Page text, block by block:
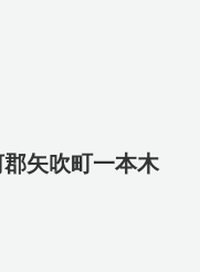
矢吹町一本木